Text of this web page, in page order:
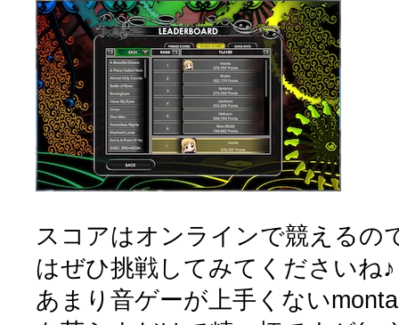
スコアはオンラインで競えるの
はぜひ挑戦してみてくださいね♪
あまり音ゲーが上手くない